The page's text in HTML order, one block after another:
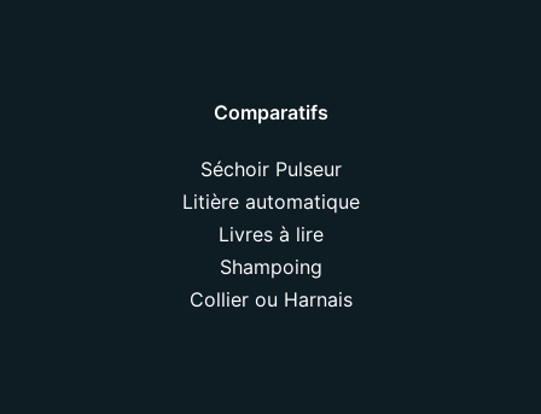
Comparatifs
Séchoir Pulseur
Litière automatique
Livres à lire
Shampoing
Collier ou Harnais